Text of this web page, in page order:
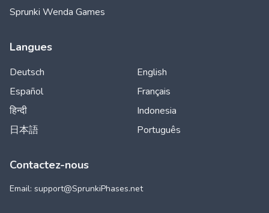
Sprunki Wenda Games
Langues
Deutsch
English
Español
Français
हिन्दी
Indonesia
日本語
Português
Contactez-nous
Email: support@SprunkiPhases.net